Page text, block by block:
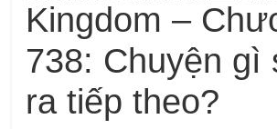
Kingdom –
738: Chuyện gì
ra tiếp theo?